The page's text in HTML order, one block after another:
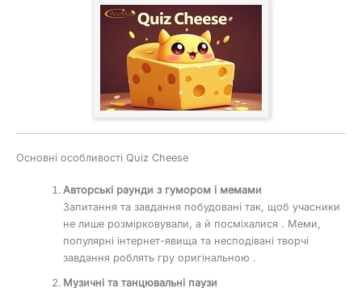
Основні особливості Quiz Cheese
Авторські раунди з гумором і мемами
Запитання та завдання побудовані так, щоб учасники
не лише розмірковували, а й посміхалися . Меми,
популярні інтернет-явища та несподівані творчі
завдання роблять гру оригінальною .
Музичні та танцювальні паузи